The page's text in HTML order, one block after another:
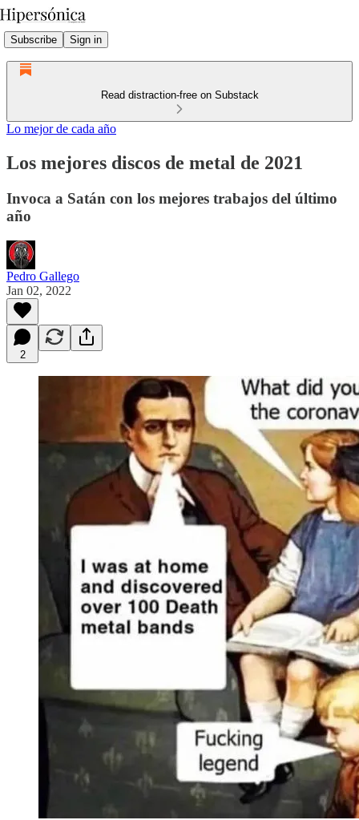
Subscribe Sign in
Read distraction-free on Substack
Lo mejor de cada año
Los mejores discos de metal de 2021
Invoca a Satán con los mejores trabajos del último
año
Pedro Gallego
Jan 02, 2022
2